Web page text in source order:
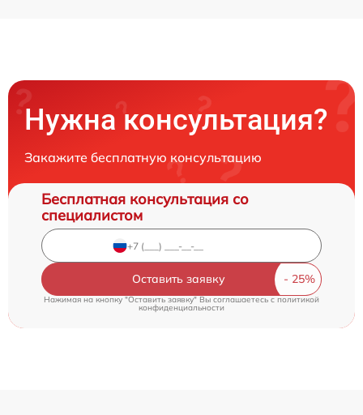
Нужна консультация?
Закажите бесплатную консультацию
Бесплатная консультация со
специалистом
Оставить заявку
Нажимая на кнопку "Оставить заявку" Вы соглашаетесь cполитикой
конфиденциальности